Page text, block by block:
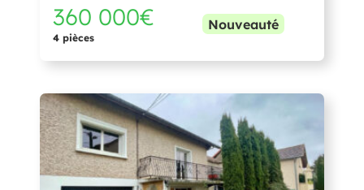
360 000€
4 pièces
Nouveauté